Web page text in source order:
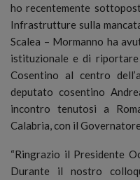
ho recentemente
Infrastrutture sulla
Scalea – Mormanno ha
istituzionale e di
Cosentino al centro
deputato cosentino
incontro tenutosi a
Calabria, con il
“Ringrazio il Presidente
Durante il nostro